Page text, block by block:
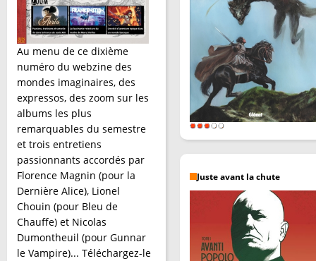
Au menu de ce dixième
numéro du webzine des
mondes imaginaires, des
expressos, des zoom sur les
albums les plus
remarquables du semestre
et trois entretiens
passionnants accordés par
Florence Magnin (pour la
Dernière Alice), Lionel
Chouin (pour Bleu de
Chauffe) et Nicolas
Dumontheuil (pour Gunnar
le Vampire)... Téléchargez-le
Juste avant la chute